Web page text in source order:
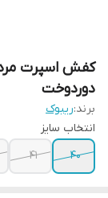
کفش اسپرت
دوردوخت
برند:ریبوک
انتخاب سایز
۴۰
۴۱